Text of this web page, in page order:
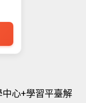
心+學習平臺解